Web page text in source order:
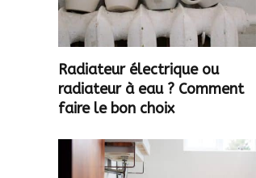
Radiateur électrique ou
radiateur à eau ? Comment
faire le bon choix